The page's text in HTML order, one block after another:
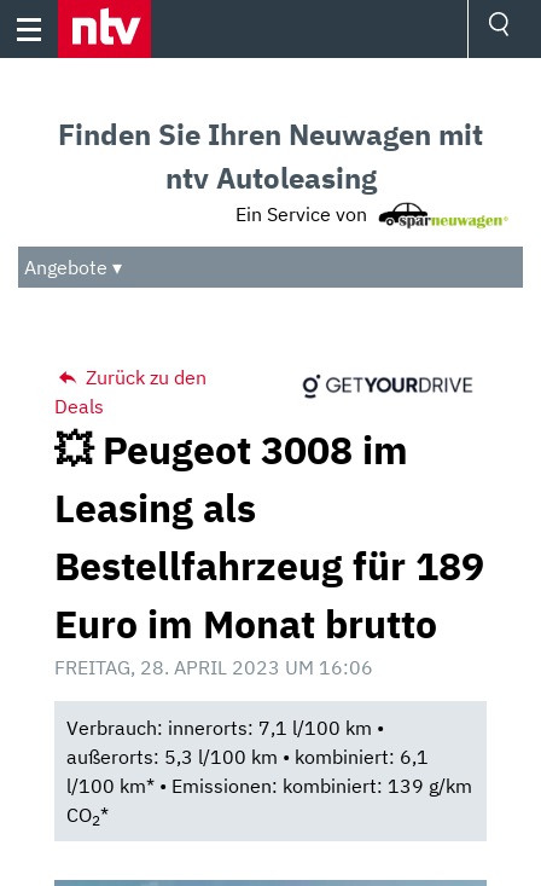
Skip
Audio
Das Beste
Finden Sie Ihren Neuwagen mit
ntv Autoleasing
Ein Service von
Angebote ▾
Zurück zu den
Deals
💥 Peugeot 3008 im
Leasing als
Bestellfahrzeug für 189
Euro im Monat brutto
FREITAG, 28. APRIL 2023 UM 16:06
Verbrauch: innerorts: 7,1 l/100 km •
außerorts: 5,3 l/100 km • kombiniert: 6,1
l/100 km* • Emissionen: kombiniert: 139 g/km
CO2*